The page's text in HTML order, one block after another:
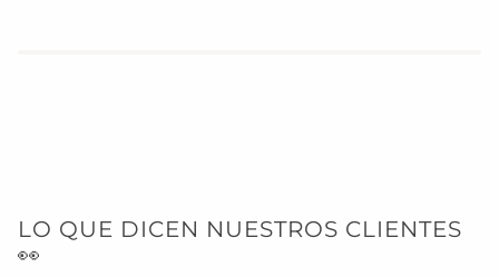
LO QUE DICEN NUESTROS CLIENTES
👀